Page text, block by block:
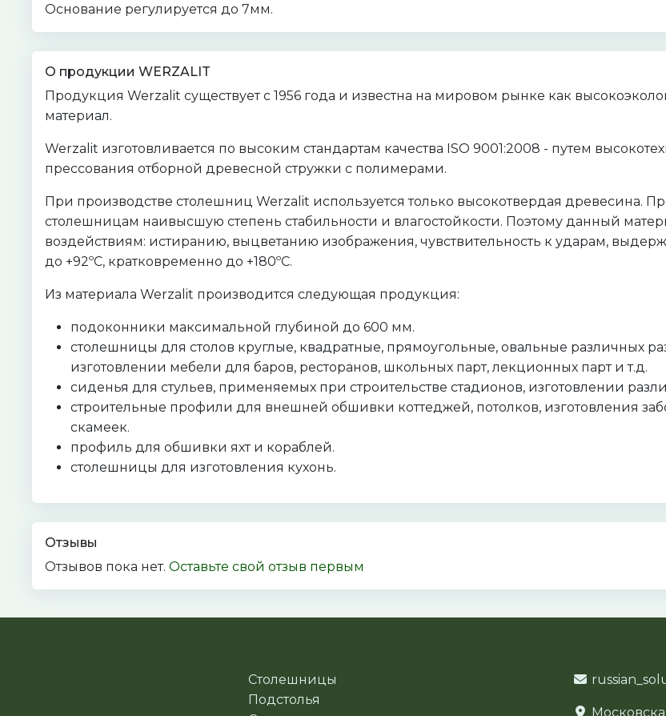
Основание регулируется до 7мм.
О продукции WERZALIT
Продукция Werzalit существует с 1956 года и известна на мировом рынке как
материал.
Werzalit изготовливается по высоким стандартам качества ISO 9001:2008 - путем
прессования отборной древесной стружки с полимерами.
При производстве столешниц Werzalit используется только высокотвердая древесина.
столешницам наивысшую степень стабильности и влагостойкости. Поэтому данный
воздействиям: истиранию, выцветанию изображения, чувствительность к ударам,
до +92ºС, кратковременно до +180ºС.
Из материала Werzalit производится следующая продукция:
подоконники максимальной глубиной до 600 мм.
столешницы для столов круглые, квадратные, прямоугольные, овальные различных
изготовлении мебели для баров, ресторанов, школьных парт, лекционных парт и т.д.
сиденья для стульев, применяемых при строительстве стадионов, изготовлении
строительные профили для внешней обшивки коттеджей, потолков, изготовления
скамеек.
профиль для обшивки яхт и кораблей.
столешницы для изготовления кухонь.
Отзывы
Отзывов пока нет. Оставьте свой отзыв первым
Столешницы
Подстолья